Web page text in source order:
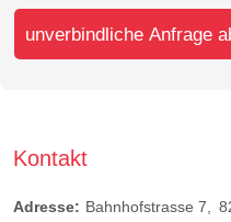
unverbindliche Anfrage
Kontakt
Adresse: Bahnhofstrasse 7